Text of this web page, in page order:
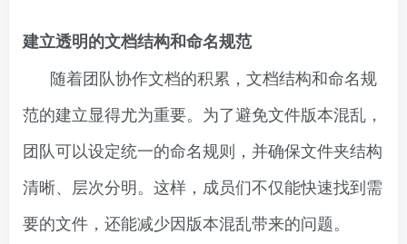
建立透明的文档结构和命名规范
随着团队协作文档的积累，文档结构和命名规
范的建立显得尤为重要。为了避免文件版本混乱，
团队可以设定统一的命名规则，并确保文件夹结构
清晰、层次分明。这样，成员们不仅能快速找到需
要的文件，还能减少因版本混乱带来的问题。